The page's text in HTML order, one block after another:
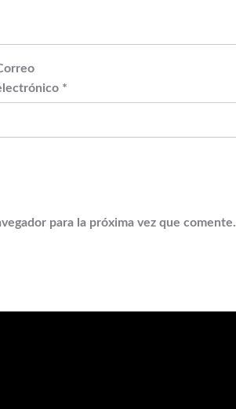
*
para la próxima vez que comente.